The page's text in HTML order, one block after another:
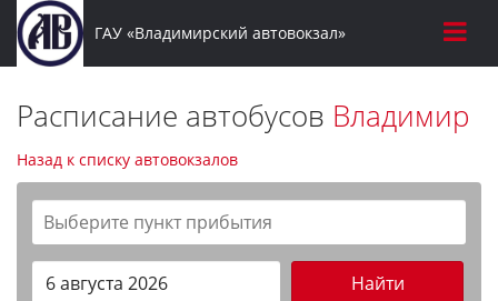
ГАУ «Владимирский автовокзал»
Расписание автобусов Владимир
Назад к списку автовокзалов
Найти